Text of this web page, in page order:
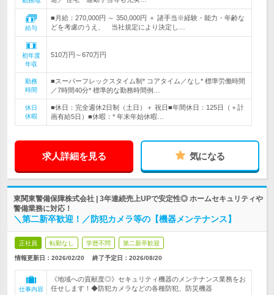
給与
■月給：270,000円 ～ 350,000円 ＋ 諸手当※経験・能力・年齢な
どを考慮のうえ、 当社規定により決定し…
初年度
年収
510万円～670万円
勤務
時間
■スーパーフレックスタイム制* コアタイム／なし* 標準労働時間
／7時間40分* 標準的な勤務時間例…
休日
休暇
■休日：完全週休2日制（土日）＋ 祝日■年間休日：125日（＋計
画有給5日）■休暇：* 年末年始休暇…
求人詳細を見る 気になる
東関東警備保障株式会社 | 3年連続売上UPで安定性◎ ホームセキュリティや
警備業務に対応！
＼第二新卒歓迎！／防犯カメラ等の【機器メンテナンス】
正社員 転勤なし 学歴不問 第二新卒歓迎
情報更新日：2026/02/20 終了予定日： 2026/08/20
仕事内容
《地域への貢献度◎》セキュリティ機器のメンテナンス業務をお
任せします！◆防犯カメラなどの各種防犯、防災機器